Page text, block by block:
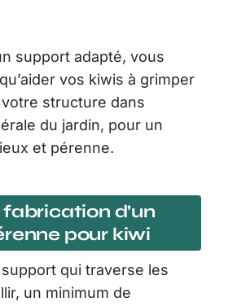
support adapté, vous
vos kiwis à grimper
structure dans
du jardin, pour un
et pérenne.
d’un
pour kiwi
qui traverse les
un minimum de